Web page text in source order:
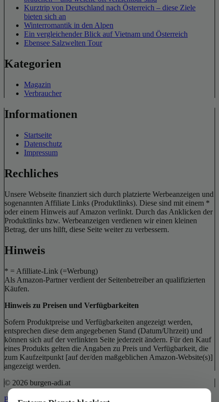
Kurztrip von Deutschland nach Österreich – diese Ziele
bieten sich an
Winterromantik in den Alpen
Ein vergleichender Blick auf Vietnam und Österreich
Ebensee Salzwelten Tour
Kategorien
Magazin
Verbraucher
Informationen
Startseite
Datenschutz
Impressum
Rechliches
Unsere Webseite finanziert sich durch platzierte Werbeanzeigen und
sogenannten Affiliate Links (Produktlinks). Diese sind mit einem *
oder einem Hinweis auf Amazon verlinkt. Durch das Anklicken der
Produktlinks bzw. Werbeanzeigen verdienen wir einen kleinen
Betrag, der uns hilft, diese Seite weiter zu verbessern.
Hinweis
* = Afilliate-Link (=Werbung)
Als Amazon-Partner verdient der Seitenbetreiber an qualifizierten
Käufen.
Hinweis zu Preisen und Verfügbarkeiten
Sofern Produktpreise und Verfügbarkeiten angezeigt werden,
entsprechen diese dem angegebenen Stand (Datum/Uhrzeit) und
können sich auf der verlinkten Seite jederzeit ändern. Für den Kauf
eines Produkts gelten die Angaben zu Preis und Verfügbarkeit, die
zum Kaufzeitpunkt [auf der/den maßgeblichen Amazon-Website(s)]
angezeigt werden.
© 2026 burgen-adi.at
Back to Top